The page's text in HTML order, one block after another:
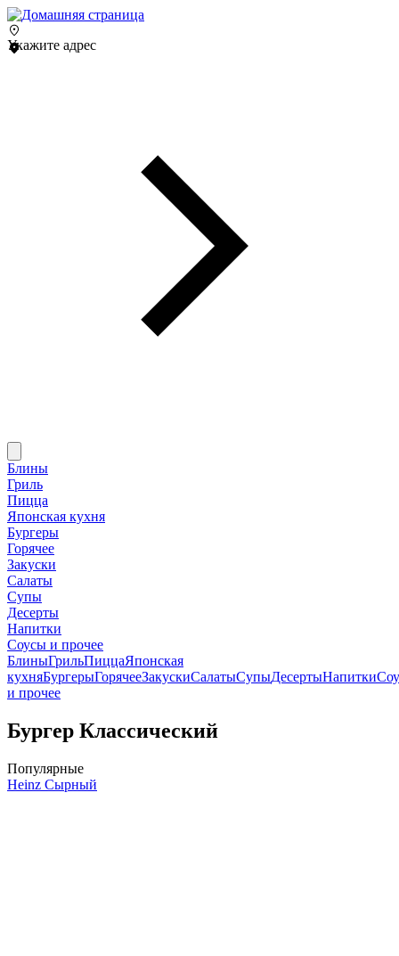
Укажите адрес
Блины
Гриль
Пицца
Японская кухня
Бургеры
Горячее
Закуски
Салаты
Супы
Десерты
Напитки
Соусы и прочее
БлиныГрильПиццаЯпонская
кухняБургерыГорячееЗакускиСалатыСупыДесертыНапитки
и прочее
Бургер Классический
Популярные
Heinz Сырный